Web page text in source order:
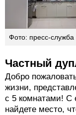
Фото: пресс-служба
Частный
Добро
жизни,
с 5 комнатами! С
найдете место,